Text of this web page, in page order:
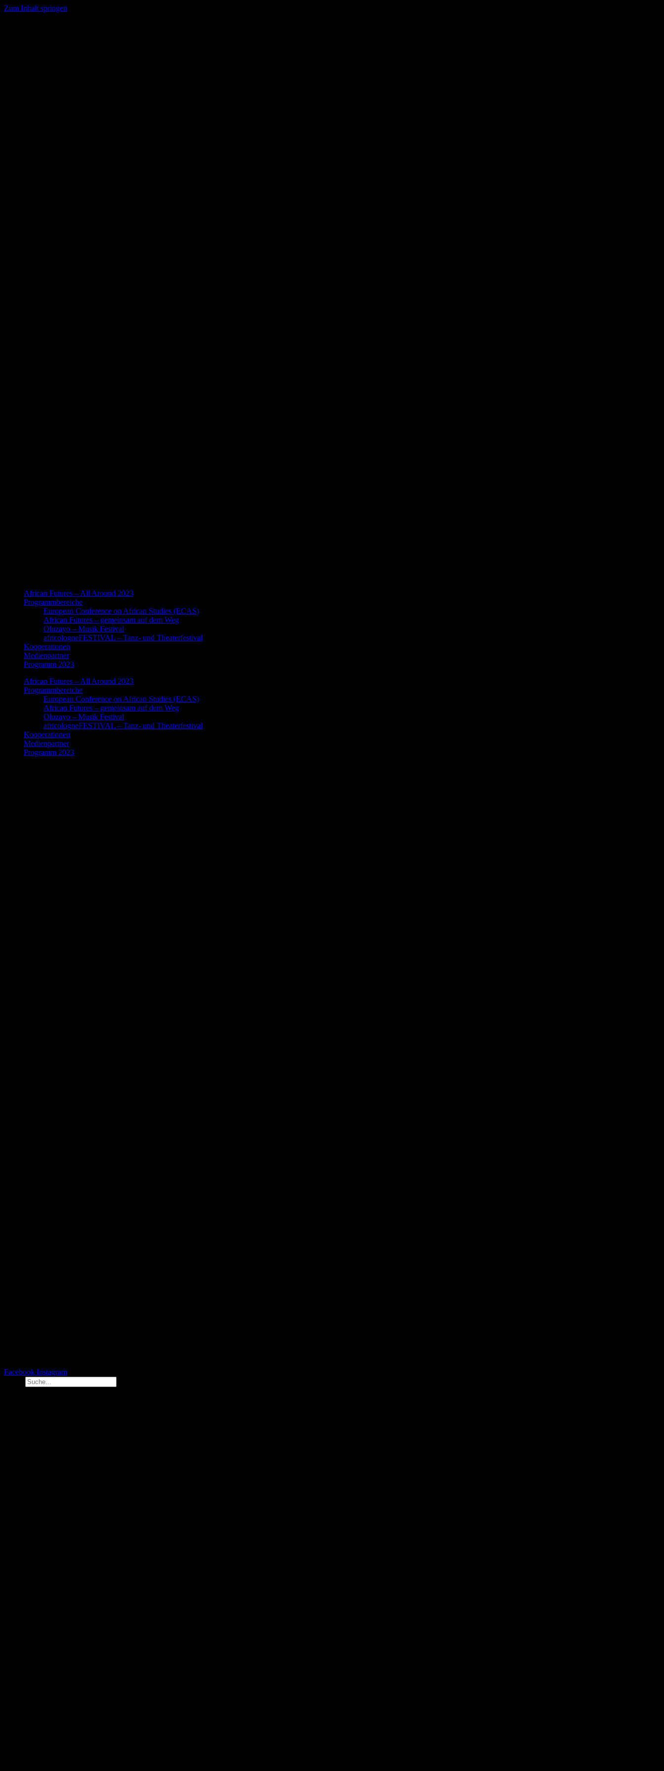
Zum Inhalt springen
African Futures – All Around 2023
Programmbereiche
European Conference on African Studies (ECAS)
African Futures – gemeinsam auf dem Weg
Oluzayo – Musik Festival
africologneFESTIVAL – Tanz- und Theaterfestival
Kooperationen
Medienpartner
Programm 2023
African Futures – All Around 2023
Programmbereiche
European Conference on African Studies (ECAS)
African Futures – gemeinsam auf dem Weg
Oluzayo – Musik Festival
africologneFESTIVAL – Tanz- und Theaterfestival
Kooperationen
Medienpartner
Programm 2023
Facebook Instagram